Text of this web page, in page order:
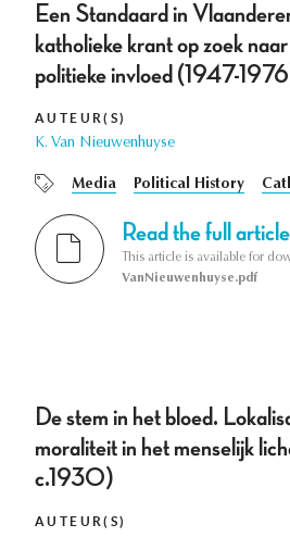
Een Standaard in
katholieke krant op zoek
politieke invloed (1947-
AUTEUR(S)
K. Van Nieuwenhuyse
Media Political History
Read the full article
This article is available for
VanNieuwenhuyse.pdf
De stem in het bloed.
moraliteit in het menselijk
c.1930)
AUTEUR(S)